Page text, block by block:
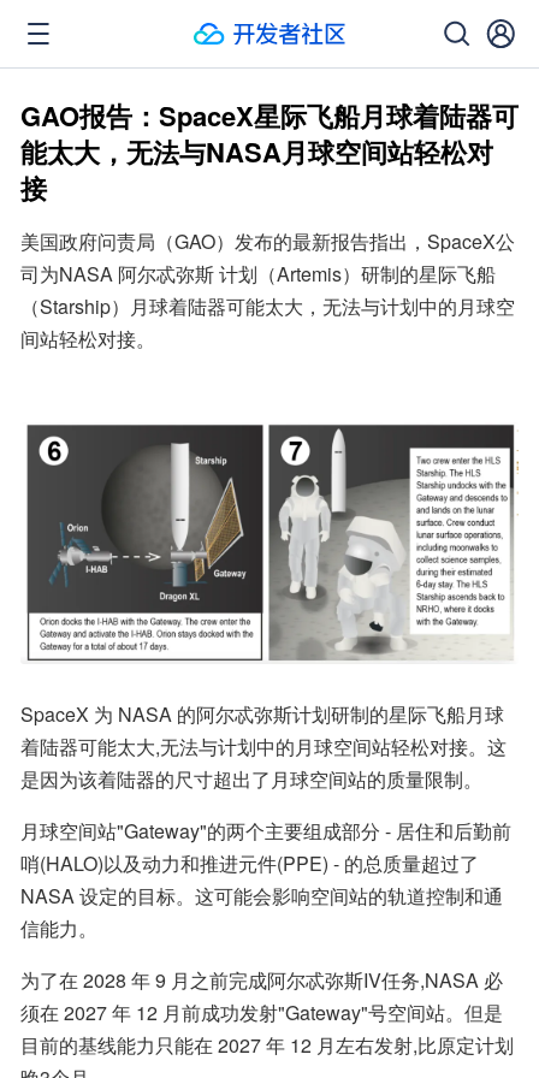
GAO报告：SpaceX星际飞船月球着陆器可
能太大，无法与NASA月球空间站轻松对
接
美国政府问责局（GAO）发布的最新报告指出，SpaceX公
司为NASA 阿尔忒弥斯 计划（Artemis）研制的星际飞船
（Starship）月球着陆器可能太大，无法与计划中的月球空
间站轻松对接。
SpaceX 为 NASA 的阿尔忒弥斯计划研制的星际飞船月球
着陆器可能太大,无法与计划中的月球空间站轻松对接。这
是因为该着陆器的尺寸超出了月球空间站的质量限制。
月球空间站"Gateway"的两个主要组成部分 - 居住和后勤前
哨(HALO)以及动力和推进元件(PPE) - 的总质量超过了
NASA 设定的目标。这可能会影响空间站的轨道控制和通
信能力。
为了在 2028 年 9 月之前完成阿尔忒弥斯IV任务,NASA 必
须在 2027 年 12 月前成功发射"Gateway"号空间站。但是
目前的基线能力只能在 2027 年 12 月左右发射,比原定计划